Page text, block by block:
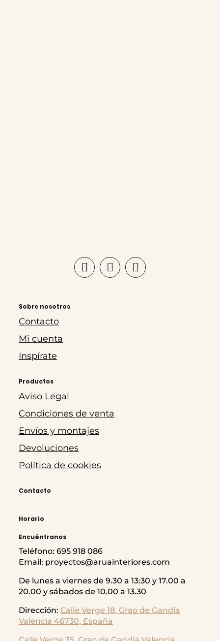
Sobre nosotros
Contacto
Mi cuenta
Inspírate
Productos
Aviso Legal
Condiciones de venta
Envíos y montajes
Devoluciones
Política de cookies
Contacto
Horario
Encuéntranos
Teléfono: 695 918 086
Email: proyectos@aruainteriores.com
De lunes a viernes de 9.30 a 13:30 y 17.00 a
20.00 y sábados de 10.00 a 13.30
Dirección: Calle Verge 18, Grao de Gandia
Valencia 46730, España